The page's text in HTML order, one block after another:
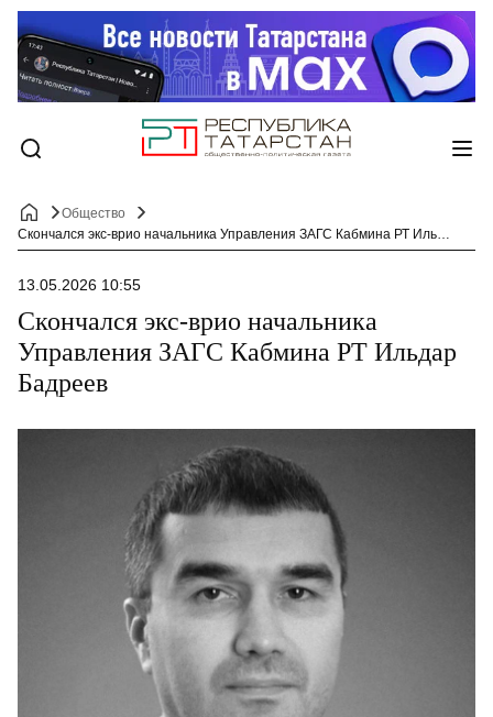
Общество
Скончался экс-врио начальника Управления ЗАГС Кабмина РТ Ильдар Бадреев
13.05.2026 10:55
Скончался экс-врио начальника
Управления ЗАГС Кабмина РТ Ильдар
Бадреев